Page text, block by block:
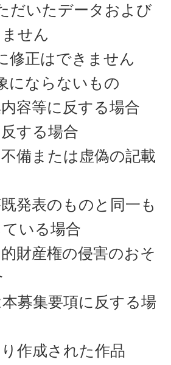
だいたデータおよび
せん
修正はできません
にならないもの
容等に反する場合
する場合
不備または虚偽の記載
発表のものと同一も
いる場合
財産権の侵害のおそ
本募集要項に反する場
作成された作品